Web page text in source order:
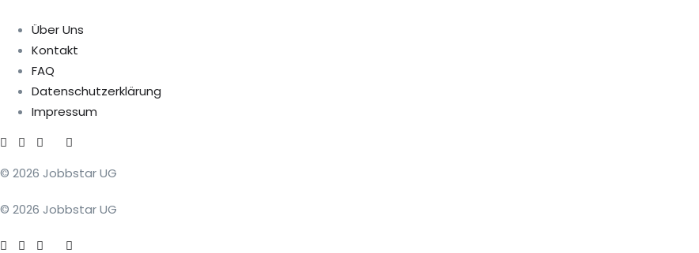
Über Uns
Kontakt
FAQ
Datenschutzerklärung
Impressum
© 2026 Jobbstar UG
© 2026 Jobbstar UG